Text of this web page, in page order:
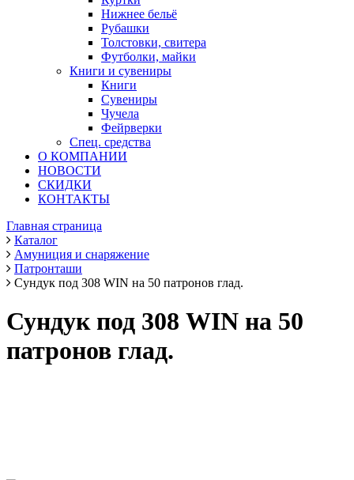
Нижнее бельё
Рубашки
Толстовки, свитера
Футболки, майки
Книги и сувениры
Книги
Сувениры
Чучела
Фейрверки
Спец. средства
О КОМПАНИИ
НОВОСТИ
СКИДКИ
КОНТАКТЫ
Главная страница
Каталог
Амуниция и снаряжение
Патронташи
Сундук под 308 WIN на 50 патронов глад.
Сундук под 308 WIN на 50
патронов глад.